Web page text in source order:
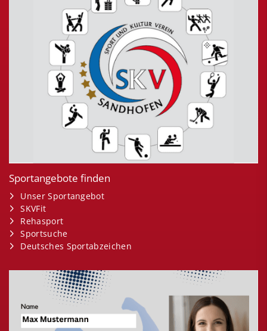
Sportangebote finden
Unser Sportangebot
SKVFit
Rehasport
Sportsuche
Deutsches Sportabzeichen